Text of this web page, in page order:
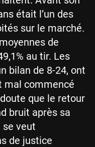
était l’un des
sur le marché.
de
au tir. Les
bilan de 8-24, ont
mal commencé
que le retour
bruit après sa
se veut
de justice